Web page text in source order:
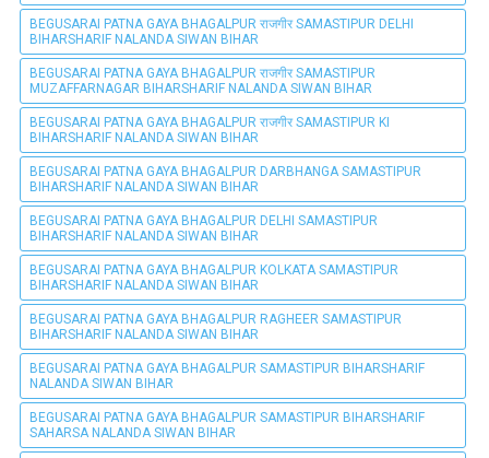
BEGUSARAI PATNA GAYA BHAGALPUR राजगीर SAMASTIPUR DELHI
BIHARSHARIF NALANDA SIWAN BIHAR
BEGUSARAI PATNA GAYA BHAGALPUR राजगीर SAMASTIPUR
MUZAFFARNAGAR BIHARSHARIF NALANDA SIWAN BIHAR
BEGUSARAI PATNA GAYA BHAGALPUR राजगीर SAMASTIPUR KI
BIHARSHARIF NALANDA SIWAN BIHAR
BEGUSARAI PATNA GAYA BHAGALPUR DARBHANGA SAMASTIPUR
BIHARSHARIF NALANDA SIWAN BIHAR
BEGUSARAI PATNA GAYA BHAGALPUR DELHI SAMASTIPUR
BIHARSHARIF NALANDA SIWAN BIHAR
BEGUSARAI PATNA GAYA BHAGALPUR KOLKATA SAMASTIPUR
BIHARSHARIF NALANDA SIWAN BIHAR
BEGUSARAI PATNA GAYA BHAGALPUR RAGHEER SAMASTIPUR
BIHARSHARIF NALANDA SIWAN BIHAR
BEGUSARAI PATNA GAYA BHAGALPUR SAMASTIPUR BIHARSHARIF
NALANDA SIWAN BIHAR
BEGUSARAI PATNA GAYA BHAGALPUR SAMASTIPUR BIHARSHARIF
SAHARSA NALANDA SIWAN BIHAR